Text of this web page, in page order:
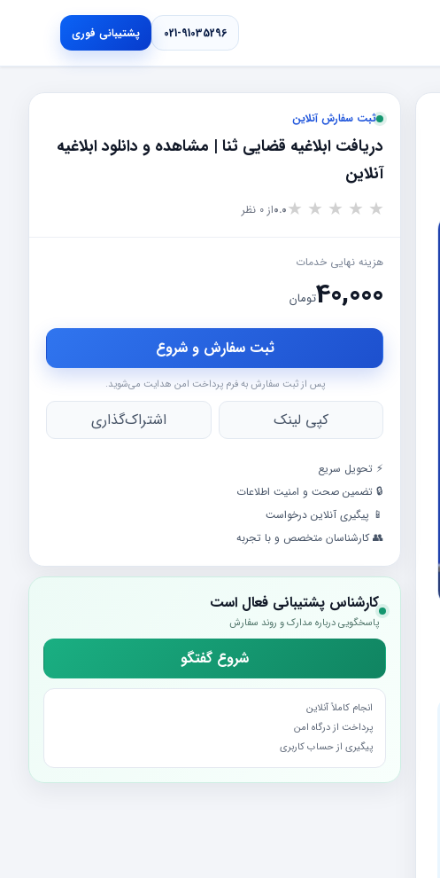
021-91035296 پشتیبانی فوری
ثبت سفارش آنلاین
دریافت ابلاغیه قضایی ثنا | مشاهده و دانلود ابلاغیه
آنلاین
★
★
★
★
★
0.0از 0 نظر
هزینه نهایی خدمات
40,000تومان
ثبت سفارش و شروع
پس از ثبت سفارش به فرم پرداخت امن هدایت می‌شوید.
کپی لینک اشتراک‌گذاری
⚡️ تحویل سریع
🔒 تضمین صحت و امنیت اطلاعات
📱 پیگیری آنلاین درخواست
👥 کارشناسان متخصص و با تجربه
کارشناس پشتیبانی فعال است
پاسخگویی درباره مدارک و روند سفارش
شروع گفتگو
انجام کاملاً آنلاین
پرداخت از درگاه امن
پیگیری از حساب کاربری